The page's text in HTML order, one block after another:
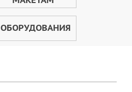
ОБОРУДОВАНИЯ